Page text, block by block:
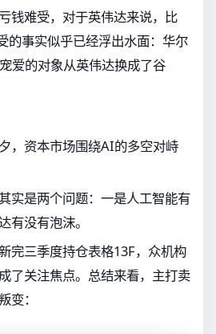
钱难受，对于英伟达来说，比
的事实似乎已经浮出水面：华尔
爱的对象从英伟达换成了谷
，资本市场围绕AI的多空对峙
实是两个问题：一是人工智能有
有没有泡沫。
完三季度持仓表格13F，众机构
了关注焦点。总结来看，主打卖
变：